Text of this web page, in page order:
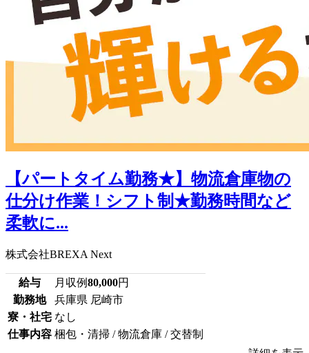
【パートタイム勤務★】物流倉庫物の
仕分け作業！シフト制★勤務時間など
柔軟に...
株式会社BREXA Next
給与 月収例80,000円
勤務地
兵庫県 尼崎市
寮・社宅 なし
仕事内容 梱包・清掃 / 物流倉庫 / 交替制